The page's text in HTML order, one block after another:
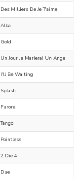
Des Milliers De Je T'aime
Alba
Gold
Un Jour Je Marierai Un Ange
I'll Be Waiting
Splash
Furore
Tango
Pointless
2 Die 4
Due